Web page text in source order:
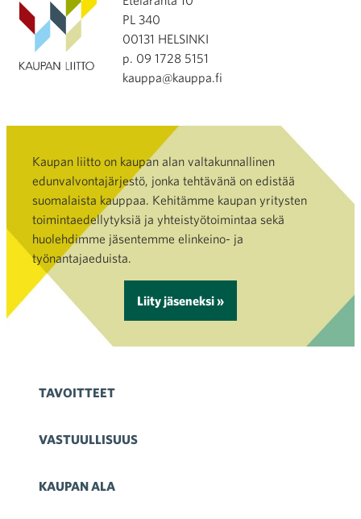
PL 340
00131 HELSINKI
p. 09 1728 5151
kauppa@kauppa.fi
Kaupan liitto on kaupan alan valtakunnallinen
edunvalvontajärjestö, jonka tehtävänä on edistää
suomalaista kauppaa. Kehitämme kaupan yritysten
toimintaedellytyksiä ja yhteistyötoimintaa sekä
huolehdimme jäsentemme elinkeino- ja
työnantajaeduista.
Liity jäseneksi »
TAVOITTEET
VASTUULLISUUS
KAUPAN ALA